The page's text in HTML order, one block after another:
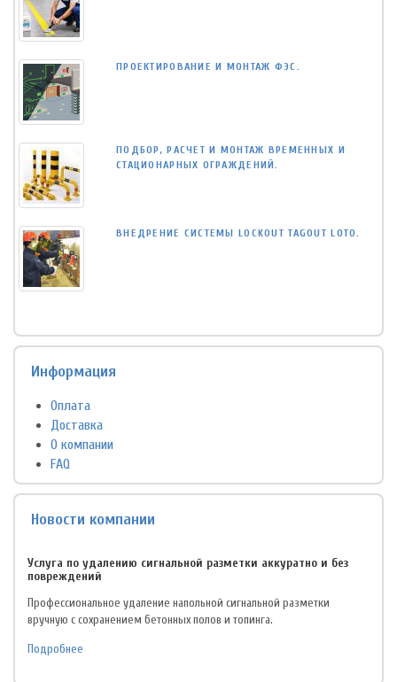
ПРОЕКТИРОВАНИЕ И МОНТАЖ ФЭС.
ПОДБОР, РАСЧЕТ И МОНТАЖ ВРЕМЕННЫХ И
СТАЦИОНАРНЫХ ОГРАЖДЕНИЙ.
ВНЕДРЕНИЕ СИСТЕМЫ LOCKOUT TAGOUT LOTO.
Информация
Оплата
Доставка
О компании
FAQ
Новости компании
Услуга по удалению сигнальной разметки аккуратно и без
повреждений
Профессиональное удаление напольной сигнальной разметки
вручную с сохранением бетонных полов и топинга.
Подробнее